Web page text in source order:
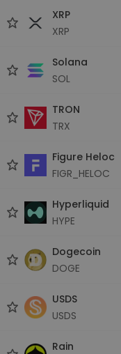
XRP
XRP
Solana
SOL
TRON
TRX
Figure Heloc
FIGR_HELOC
Hyperliquid
HYPE
Dogecoin
DOGE
USDS
USDS
Rain